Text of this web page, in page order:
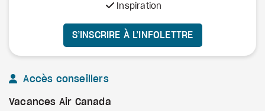
Inspiration
S’INSCRIRE À L’INFOLETTRE
Accès conseillers
Vacances Air Canada